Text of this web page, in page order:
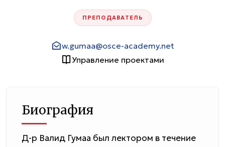
ПРЕПОДАВАТЕЛЬ
w.gumaa@osce-academy.net
Управление проектами
Биография
Д-р Валид Гумаа был лектором в течение